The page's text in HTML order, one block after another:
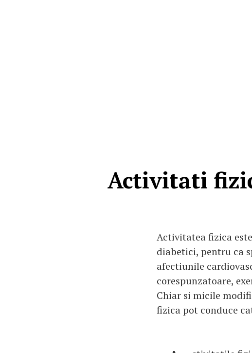
Activitati
Activitatea fizica
diabetici, pentru ca
afectiunile
corespunzatoare,
Chiar si micile
fizica pot conduce